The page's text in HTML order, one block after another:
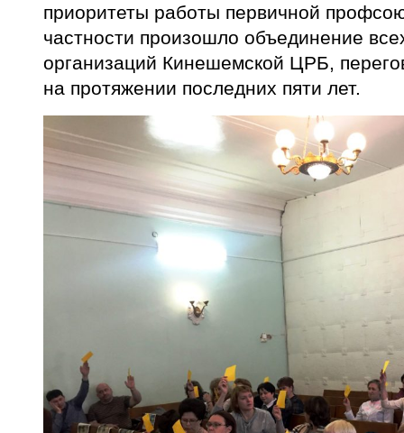
приоритеты работы первичной
частности произошло объединение
организаций Кинешемской ЦРБ,
на протяжении последних пяти лет.